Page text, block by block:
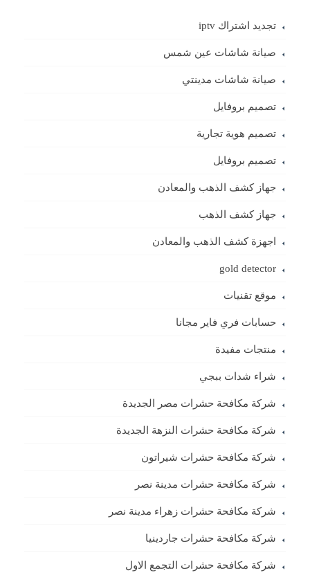
تجديد اشتراك iptv
صيانة شاشات عين شمس
صيانة شاشات مدينتي
تصميم بروفايل
تصميم هوية تجارية
تصميم بروفايل
جهاز كشف الذهب والمعادن
جهاز كشف الذهب
اجهزة كشف الذهب والمعادن
gold detector
موقع تقنيات
حسابات فري فاير مجانا
منتجات مفيدة
شراء شدات ببجي
شركة مكافحة حشرات مصر الجديدة
شركة مكافحة حشرات النزهة الجديدة
شركة مكافحة حشرات شيراتون
شركة مكافحة حشرات مدينة نصر
شركة مكافحة حشرات زهراء مدينة نصر
شركة مكافحة حشرات جاردينيا
شركة مكافحة حشرات التجمع الاول